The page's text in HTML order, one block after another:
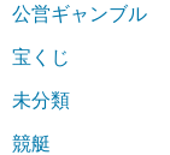
公営ギャンブル
宝くじ
未分類
競艇